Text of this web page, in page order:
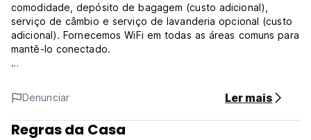
comodidade, depósito de bagagem (custo adicional),
serviço de câmbio e serviço de lavanderia opcional (custo
adicional). Fornecemos WiFi em todas as áreas comuns para
mantê-lo conectado.
nossa cozinha partilhada está disponível mediante um custo
adicional. Além disso, oferecemos um serviço opcional de
café da manhã por um custo extra.
Denunciar Ler mais
Regras da Casa